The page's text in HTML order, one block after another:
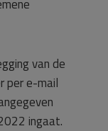
van de
per e-mail
ingaat.